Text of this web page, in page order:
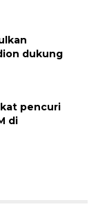
dukung
pencuri
di